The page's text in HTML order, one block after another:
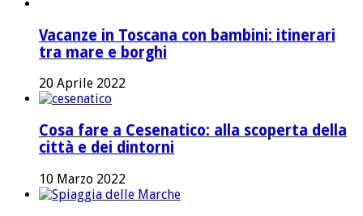
Vacanze in Toscana con bambini: itinerari
tra mare e borghi
20 Aprile 2022
Cosa fare a Cesenatico: alla scoperta della
città e dei dintorni
10 Marzo 2022